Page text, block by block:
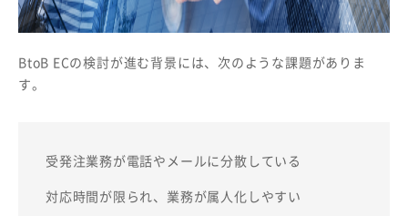
BtoB ECの検討が進む背景には、次のような課題がありま
す。
受発注業務が電話やメールに分散している
対応時間が限られ、業務が属人化しやすい